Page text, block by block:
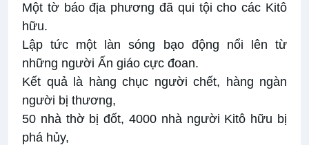
Một tờ báo địa phương đã qui tội cho các Kitô
hữu.
Lập tức một làn sóng bạo động nổi lên từ
những người Ấn giáo cực đoan.
Kết quả là hàng chục người chết, hàng ngàn
người bị thương,
50 nhà thờ bị đốt, 4000 nhà người Kitô hữu bị
phá hủy,